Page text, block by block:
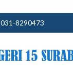
031-8290473